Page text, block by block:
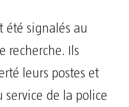
été signalés au
recherche. Ils
leurs postes et
service de la police